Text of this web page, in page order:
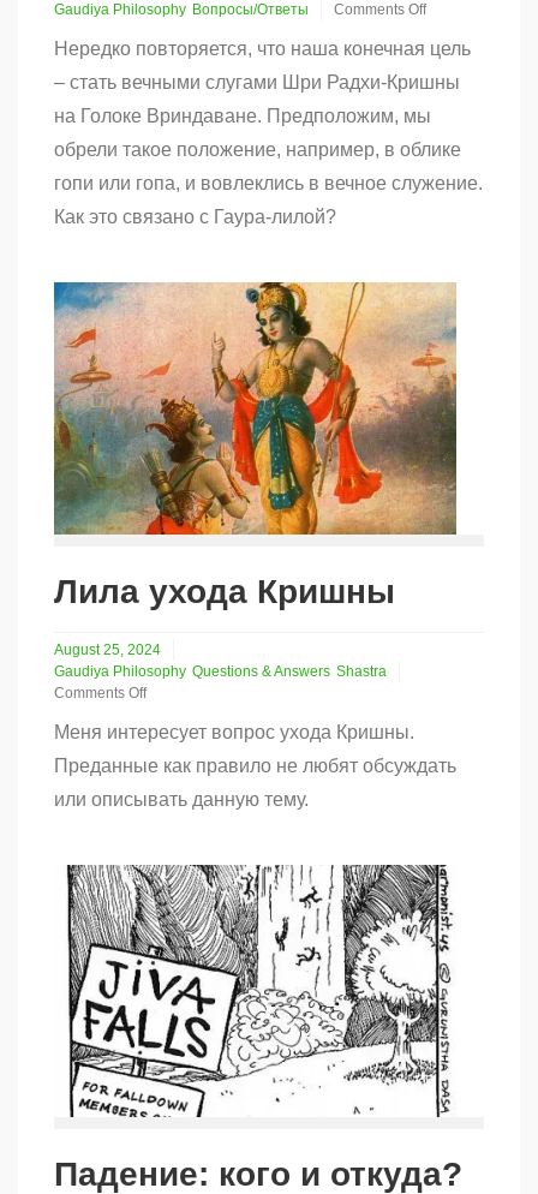
Gaudiya Philosophy Вопросы/Ответы
Comments Off
Сиддха-
сварупа
способность
расширению
Нередко повторяется, что наша конечная цель
– стать вечными слугами Шри Радхи-Кришны
на Голоке Вриндаване. Предположим, мы
обрели такое положение, например, в облике
гопи или гопа, и вовлеклись в вечное служение.
Как это связано с Гаура-лилой?
Лила ухода Кришны
August 25, 2024
Gaudiya Philosophy Questions & Answers Shastra
Comments Off
Лила
ухода
Кришны
Меня интересует вопрос ухода Кришны.
Преданные как правило не любят обсуждать
или описывать данную тему.
Падение: кого и откуда?